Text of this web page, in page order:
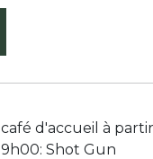
café d'accueil à
9h00: Shot Gun